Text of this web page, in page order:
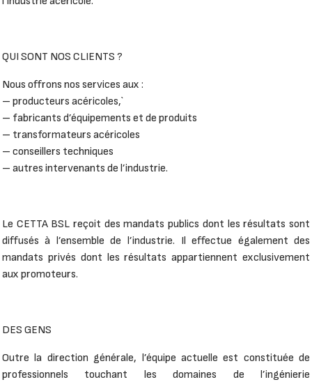
QUI SONT NOS CLIENTS ?
Nous offrons nos services aux :
– producteurs acéricoles,`
– fabricants d’équipements et de produits
– transformateurs acéricoles
– conseillers techniques
– autres intervenants de l’industrie.
Le CETTA BSL reçoit des mandats publics dont les résultats sont
diffusés à l’ensemble de l’industrie. Il effectue également des
mandats privés dont les résultats appartiennent exclusivement
aux promoteurs.
DES GENS
Outre la direction générale, l’équipe actuelle est constituée de
professionnels touchant les domaines de l’ingénierie